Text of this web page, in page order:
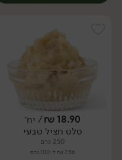
יח׳
18.90
₪/ יח׳
סלט חציל טבעי
250 גרם
7.56 ₪ ל-100 גרם